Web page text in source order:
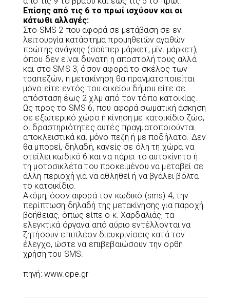
Επίσης από τις 6 το πρωί ισχύουν και οι
κάτωθι αλλαγές:
Στο SMS 2 που αφορά σε μετάβαση σε εν
λειτουργία κατάστημα προμηθειών αγαθών
πρώτης ανάγκης (σούπερ μάρκετ, μίνι μάρκετ),
όπου δεν είναι δυνατή η αποστολή τους αλλά
και στο SMS 3, όσον αφορά το σκέλος των
τραπεζών, η μετακίνηση θα πραγματοποιείται
μόνο είτε εντός του οικείου δήμου είτε σε
απόσταση έως 2 χλμ από τον τόπο κατοικίας.
Ως προς το SMS 6, που αφορά σωματική άσκηση
σε εξωτερικό χώρο ή κίνηση με κατοικίδιο ζώο,
οι δραστηριότητες αυτές πραγματοποιούνται
αποκλειστικά και μόνο πεζή ή με ποδήλατο. Δεν
θα μπορεί, δηλαδή, κανείς σε όλη τη χώρα να
στείλει κωδικό 6 και να πάρει το αυτοκίνητο ή
τη μοτοσικλέτα του προκειμένου να μεταβεί σε
άλλη περιοχή για να αθληθεί ή να βγάλει βόλτα
το κατοικίδιο.
Ακόμη, όσον αφορά τον κωδικό (sms) 4, την
περίπτωση δηλαδή της μετακίνησης για παροχή
βοήθειας, όπως είπε ο κ. Χαρδαλιάς, τα
ελεγκτικά όργανα από αύριο εντέλλονται να
ζητήσουν επιπλέον διευκρινίσεις κατά τον
έλεγχο, ώστε να επιβεβαιώσουν την ορθή
χρήση του SMS.
πηγή: www.ope.gr